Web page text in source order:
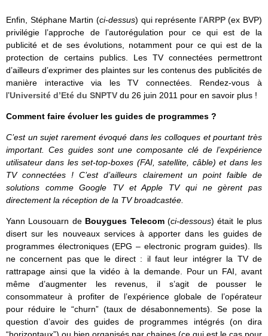
Enfin, Stéphane Martin (ci-dessus) qui représente l’ARPP(ex BVP)
privilégie l’approche de l’autorégulation pour ce qui est de la
publicité et de ses évolutions, notamment pour ce qui est de la
protection de certains publics. Les TV connectées permettront
d’ailleurs d’exprimer des plaintes sur les contenus des publicités de
manière interactive via les TV connectées. Rendez-vous à
l’Université d’Eté du SNPTV du 26 juin 2011 pour en savoir plus !
Comment faire évoluer les guides de programmes ?
C’est un sujet rarement évoqué dans les colloques et pourtant très
important. Ces guides sont une composante clé de l’expérience
utilisateur dans les set-top-boxes (FAI, satellite, câble) et dans les
TV connectées ! C’est d’ailleurs clairement un point faible de
solutions comme Google TV et Apple TV qui ne gèrent pas
directement la réception de la TV broadcastée.
Yann Lousouarn de Bouygues Telecom (ci-dessous) était le plus
disert sur les nouveaux services à apporter dans les guides de
programmes électroniques (EPG – electronic program guides). Ils
ne concernent pas que le direct : il faut leur intégrer la TV de
rattrapage ainsi que la vidéo à la demande. Pour un FAI, avant
même d’augmenter les revenus, il s’agit de pousser le
consommateur à profiter de l’expérience globale de l’opérateur
pour réduire le “churn” (taux de désabonnements). Se pose la
question d’avoir des guides de programmes intégrés (on dira
“horizontaux”) ou bien organisés par chaines (ce qui est le cas pour